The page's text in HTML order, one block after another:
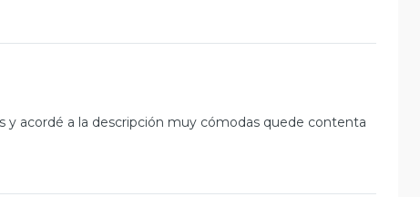
acordé a la descripción muy cómodas quede contenta